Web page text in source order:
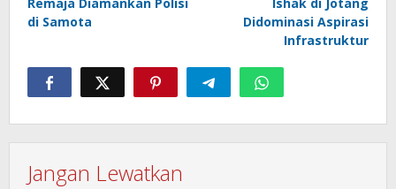
di Samota
Didominasi Aspirasi
Infrastruktur
Jangan Lewatkan